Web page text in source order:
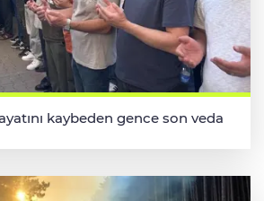
kaybeden gence son veda